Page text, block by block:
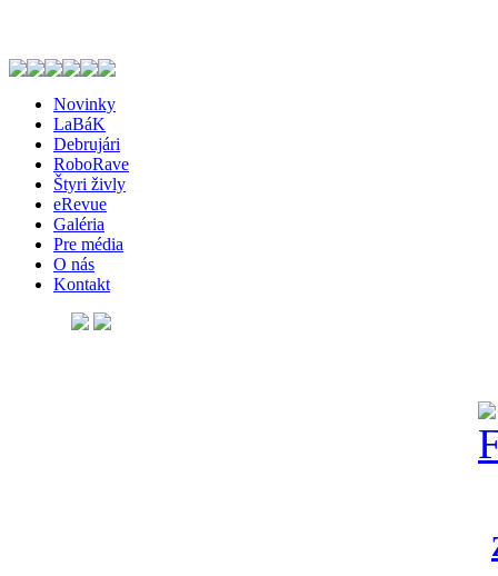
Novinky
LaBáK
Debrujári
RoboRave
Štyri živly
eRevue
Galéria
Pre média
O nás
Kontakt